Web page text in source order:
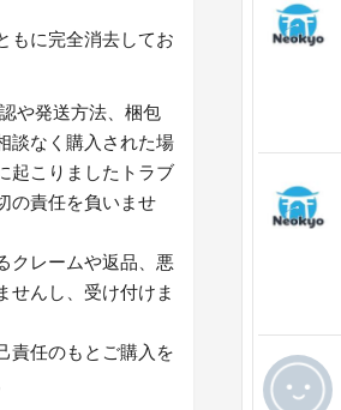
もに完全消去してお
や発送方法、梱包
談なく購入された場
起こりましたトラブ
の責任を負いませ
クレームや返品、悪
せんし、受け付けま
責任のもとご購入を